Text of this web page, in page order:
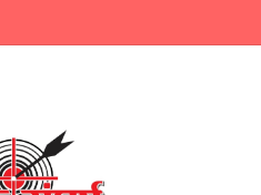
में घोटाला,पीएम सीएम का मुंह किया काला